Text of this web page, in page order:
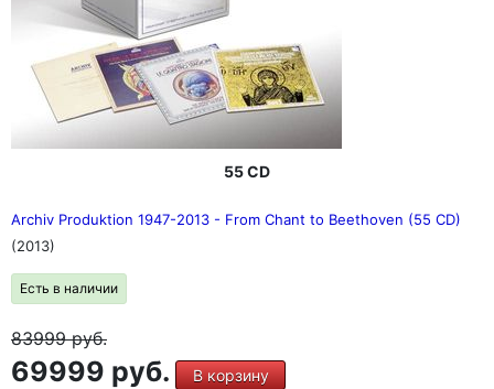
55 CD
Archiv Produktion 1947-2013 - From Chant to Beethoven (55 CD)
(2013)
Есть в наличии
83999руб.
69999 руб. В корзину